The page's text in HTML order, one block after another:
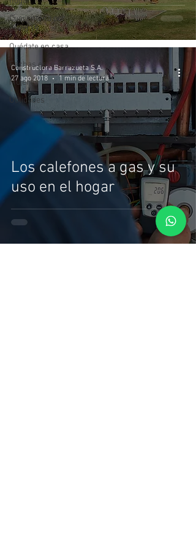
Cuarentena por
covid 19
Quédate en casa
Fechas especiales
Mujeres
Utilidades
Los calefones a gas y su
uso en el hogar
Constructora Barrazueta S.A.
27 ago 2018
1 min de lectura